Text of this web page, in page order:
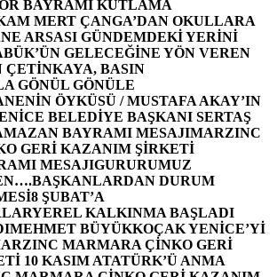
BAYRAMI KUTLAMA
MERT ÇANGA’DAN OKULLARA
ARSASI GÜNDEMDEKİ YERİNİ
GELECEĞİNE YÖN VEREN
ÇETİNKAYA, BASIN
GÖNÜL GÖNÜLE
ÖYKÜSÜ / MUSTAFA AKAY’IN
BELEDİYE BAŞKANI SERTAŞ
BAYRAMI MESAJIMARZINC
GERİ KAZANIM ŞİRKETİ
MESAJIGURURUMUZ
BAŞKANLARDAN DURUM
8 ŞUBAT’A
YEREL KALKINMA BAŞLADI
MEHMET BÜYÜKKOÇAK YENİCE’Yİ
MARMARA ÇİNKO GERİ
10 KASIM ATATÜRK’Ü ANMA